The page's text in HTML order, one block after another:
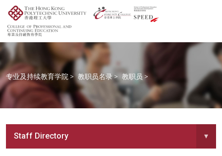
专业及持续教育学院 > 教职员名录> 教职员>
Staff Directory ▾